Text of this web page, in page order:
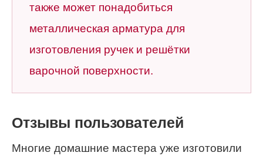
также может понадобиться
металлическая арматура для
изготовления ручек и решётки
варочной поверхности.
Отзывы пользователей
Многие домашние мастера уже изготовили